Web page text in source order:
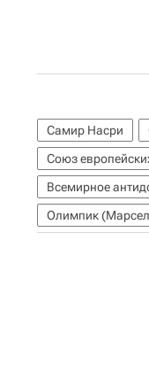
Самир Насри
Союз
Всемирное
Олимпик